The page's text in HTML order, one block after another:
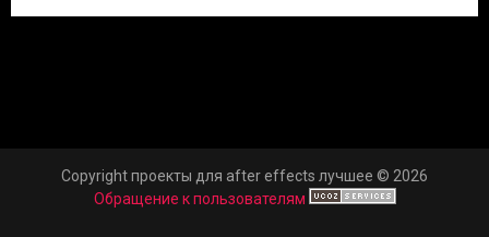
Copyright проекты для after effects лучшее © 2026
Обращение к пользователям